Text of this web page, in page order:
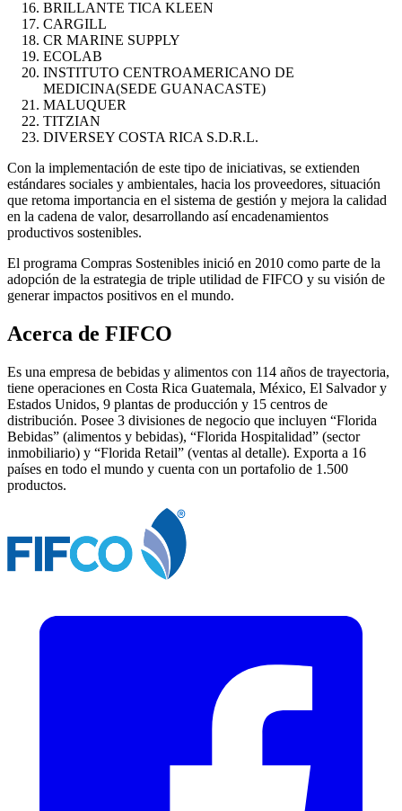
BRILLANTE TICA KLEEN
CARGILL
CR MARINE SUPPLY
ECOLAB
INSTITUTO CENTROAMERICANO DE
MEDICINA(SEDE GUANACASTE)
MALUQUER
TITZIAN
DIVERSEY COSTA RICA S.D.R.L.
Con la implementación de este tipo de iniciativas, se extienden
estándares sociales y ambientales, hacia los proveedores, situación
que retoma importancia en el sistema de gestión y mejora la calidad
en la cadena de valor, desarrollando así encadenamientos
productivos sostenibles.
El programa Compras Sostenibles inició en 2010 como parte de la
adopción de la estrategia de triple utilidad de FIFCO y su visión de
generar impactos positivos en el mundo.
Acerca de FIFCO
Es una empresa de bebidas y alimentos con 114 años de trayectoria,
tiene operaciones en Costa Rica Guatemala, México, El Salvador y
Estados Unidos, 9 plantas de producción y 15 centros de
distribución. Posee 3 divisiones de negocio que incluyen “Florida
Bebidas” (alimentos y bebidas), “Florida Hospitalidad” (sector
inmobiliario) y “Florida Retail” (ventas al detalle). Exporta a 16
países en todo el mundo y cuenta con un portafolio de 1.500
productos.